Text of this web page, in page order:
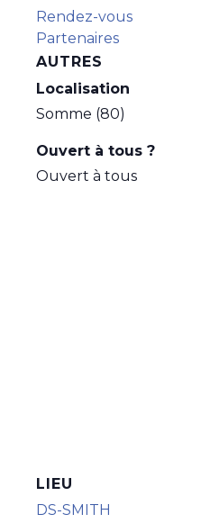
Rendez-vous
Partenaires
AUTRES
Localisation
Somme (80)
Ouvert à tous ?
Ouvert à tous
LIEU
DS-SMITH